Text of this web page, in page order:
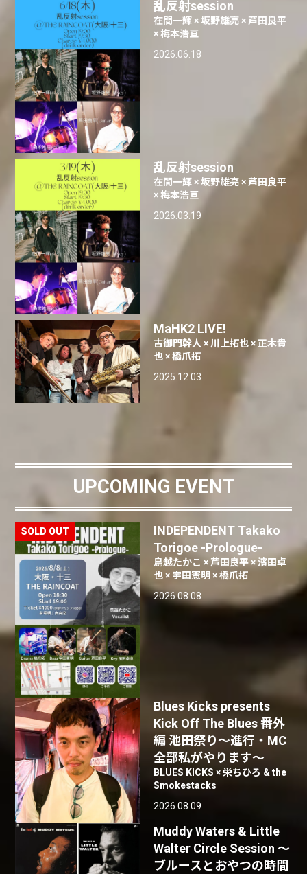
乱反射session
在間一輝 × 坂野雄亮 × 芦田良平
× 梅本浩亘
2026.06.18
乱反射session
在間一輝 × 坂野雄亮 × 芦田良平
× 梅本浩亘
2026.03.19
MaHK2 LIVE!
古御門幹人 × 川上拓也 × 正木貴
也 × 橋爪拓
2025.12.03
UPCOMING EVENT
INDEPENDENT Takako
Torigoe -Prologue-
鳥越たかこ × 芦田良平 × 濱田卓
也 × 宇田憲明 × 橋爪拓
2026.08.08
Blues Kicks presents
Kick Off The Blues 番外
編 池田祭り〜進行・MC
全部私がやります〜
BLUES KICKS × 栄ちひろ & the
Smokestacks
2026.08.09
Muddy Waters & Little
Walter Circle Session ～
ブルースとおやつの時間